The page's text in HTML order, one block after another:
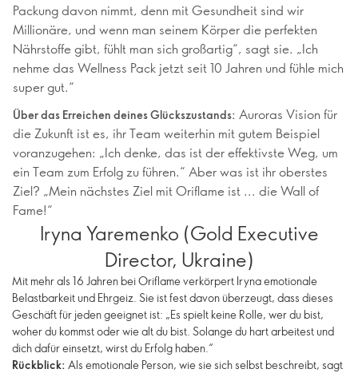
Packung davon nimmt, denn mit Gesundheit sind wir
Millionäre, und wenn man seinem Körper die perfekten
Nährstoffe gibt, fühlt man sich großartig“, sagt sie. „Ich
nehme das Wellness Pack jetzt seit 10 Jahren und fühle mich
super gut.“
Über das Erreichen deines Glückszustands: Auroras Vision für
die Zukunft ist es, ihr Team weiterhin mit gutem Beispiel
voranzugehen: „Ich denke, das ist der effektivste Weg, um
ein Team zum Erfolg zu führen.“ Aber was ist ihr oberstes
Ziel? „Mein nächstes Ziel mit Oriflame ist ... die Wall of
Fame!“
Iryna Yaremenko (Gold Executive
Director, Ukraine)
Mit mehr als 16 Jahren bei Oriflame verkörpert Iryna emotionale
Belastbarkeit und Ehrgeiz. Sie ist fest davon überzeugt, dass dieses
Geschäft für jeden geeignet ist: „Es spielt keine Rolle, wer du bist,
woher du kommst oder wie alt du bist. Solange du hart arbeitest und
dich dafür einsetzt, wirst du Erfolg haben.“
Rückblick: Als emotionale Person, wie sie sich selbst beschreibt, sagt